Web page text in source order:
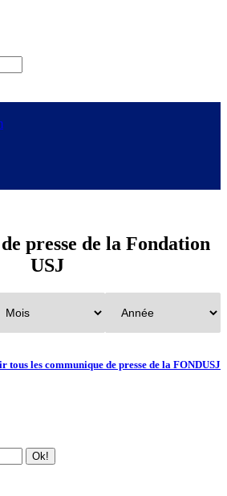
presse de la Fondation
USJ
tous les communique de presse de la FONDUSJ